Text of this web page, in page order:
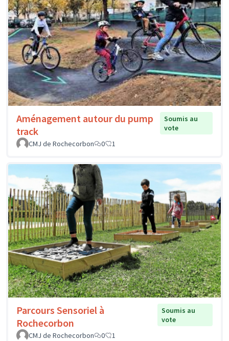
Aménagement autour du pump
track
Soumis au
vote
CMJ de Rochecorbon
0 1
Parcours Sensoriel à
Rochecorbon
Soumis au
vote
CMJ de Rochecorbon
0 1